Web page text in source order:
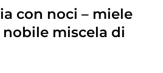
con noci – miele
miscela di